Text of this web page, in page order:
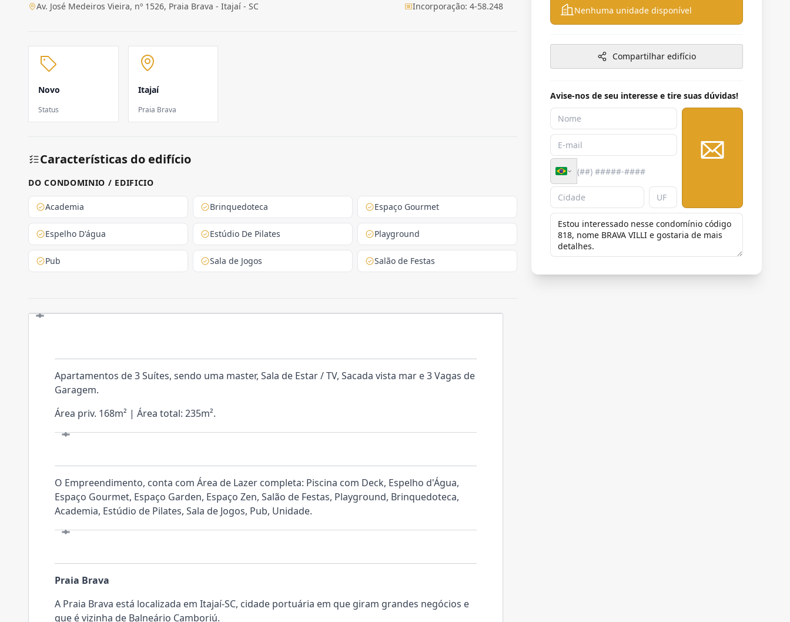
Av. José Medeiros Vieira, nº 1526, Praia Brava - Itajaí - SC Incorporação: 4-58.248
Novo
Status
Itajaí
Praia Brava
Características do edifício
DO CONDOMINIO / EDIFICIO
Academia Brinquedoteca Espaço Gourmet
Espelho D'água Estúdio De Pilates Playground
Pub Sala de Jogos Salão de Festas
Apartamentos de 3 Suítes, sendo uma master, Sala de Estar / TV, Sacada vista mar e 3 Vagas de
Garagem.
Área priv. 168m² | Área total: 235m².
O Empreendimento, conta com Área de Lazer completa: Piscina com Deck, Espelho d'Água,
Espaço Gourmet, Espaço Garden, Espaço Zen, Salão de Festas, Playground, Brinquedoteca,
Academia, Estúdio de Pilates, Sala de Jogos, Pub, Unidade.
Praia Brava
A Praia Brava está localizada em Itajaí-SC, cidade portuária em que giram grandes negócios e
que é vizinha de Balneário Camboriú.
Nenhuma unidade disponível
Compartilhar edifício
Avise-nos de seu interesse e tire suas dúvidas!